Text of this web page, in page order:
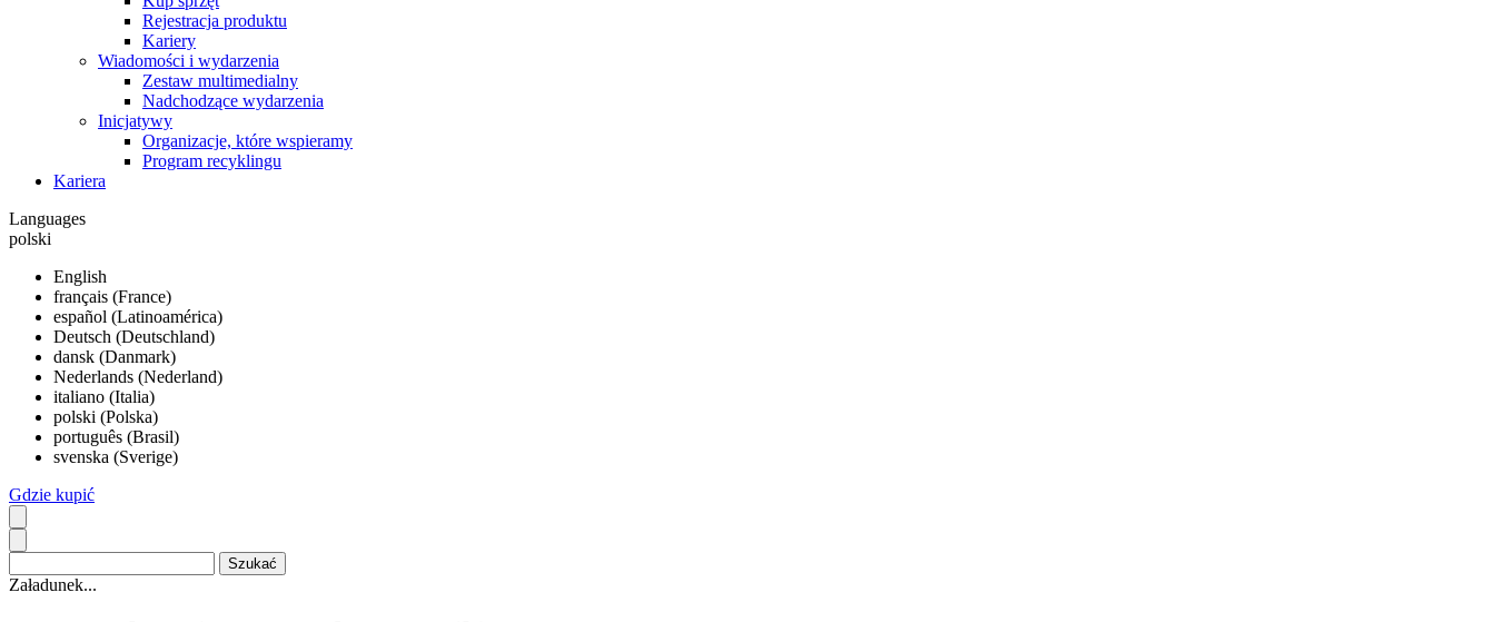
Rejestracja produktu
Kariery
Wiadomości i wydarzenia
Zestaw multimedialny
Nadchodzące wydarzenia
Inicjatywy
Organizacje, które wspieramy
Program recyklingu
Kariera
Languages
polski
English
français (France)
español (Latinoamérica)
Deutsch (Deutschland)
dansk (Danmark)
Nederlands (Nederland)
italiano (Italia)
polski (Polska)
português (Brasil)
svenska (Sverige)
Gdzie kupić
Załadunek...